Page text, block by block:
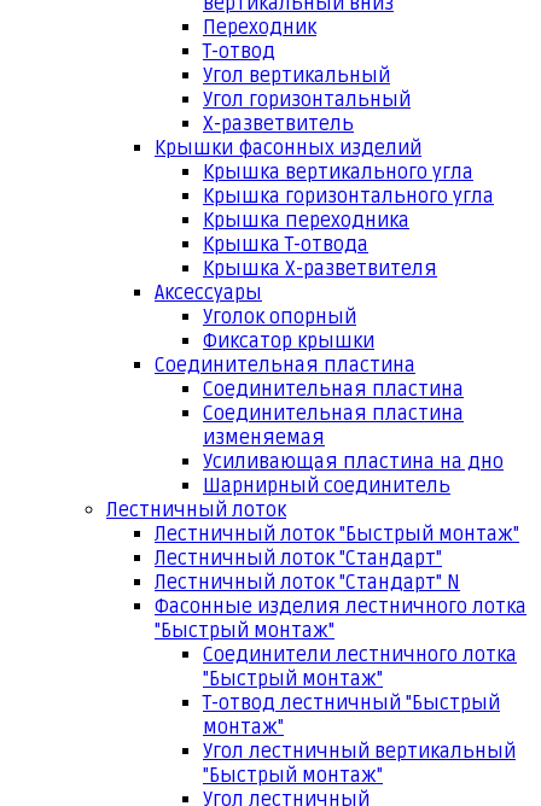
Переходник
Т-отвод
Угол вертикальный
Угол горизонтальный
Х-разветвитель
Крышки фасонных изделий
Крышка вертикального угла
Крышка горизонтального угла
Крышка переходника
Крышка Т-отвода
Крышка Х-разветвителя
Аксессуары
Уголок опорный
Фиксатор крышки
Соединительная пластина
Соединительная пластина
Соединительная пластина
изменяемая
Усиливающая пластина на дно
Шарнирный соединитель
Лестничный лоток
Лестничный лоток "Быстрый монтаж"
Лестничный лоток "Стандарт"
Лестничный лоток "Стандарт" N
Фасонные изделия лестничного лотка
"Быстрый монтаж"
Соединители лестничного лотка
"Быстрый монтаж"
Т-отвод лестничный "Быстрый
монтаж"
Угол лестничный вертикальный
"Быстрый монтаж"
Угол лестничный